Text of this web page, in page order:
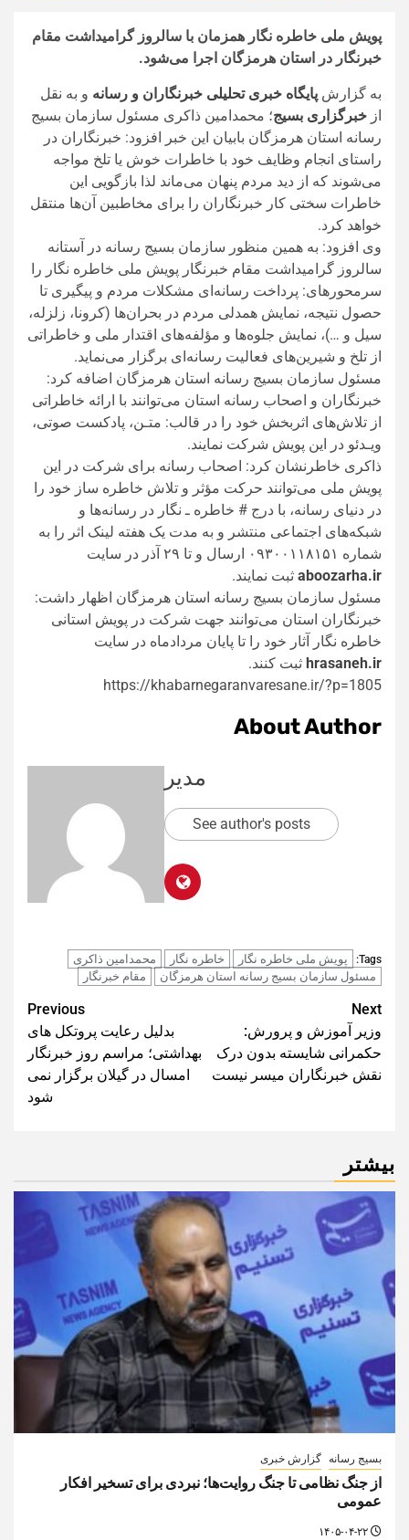
پویش ملی خاطره نگار همزمان با سالروز گرامیداشت مقام
خبرنگار در استان هرمزگان اجرا می‌شود.
به گزارش پایگاه خبری تحلیلی خبرنگاران و رسانه و به نقل
از خبرگزاری بسیج؛ محمدامین ذاکری مسئول سازمان بسیج
رسانه استان هرمزگان بابیان این خبر افزود: خبرنگاران در
راستای انجام وظایف خود با خاطرات خوش یا تلخ مواجه
می‌شوند که از دید مردم پنهان می‌ماند لذا بازگویی این
خاطرات سختی کار خبرنگاران را برای مخاطبین آن‌ها منتقل
خواهد کرد.
وی افزود: به همین منظور سازمان بسیج رسانه در آستانه
سالروز گرامیداشت مقام خبرنگار پویش ملی خاطره نگار را
سرمحورهای: پرداخت رسانه‌ای مشکلات مردم و پیگیری تا
حصول نتیجه، نمایش همدلی مردم در بحران‌ها (کرونا، زلزله،
سیل و …)، نمایش جلوه‌ها و مؤلفه‌های اقتدار ملی و خاطراتی
از تلخ و شیرین‌های فعالیت رسانه‌ای برگزار می‌نماید.
مسئول سازمان بسیج رسانه استان هرمزگان اضافه کرد:
خبرنگاران و اصحاب رسانه استان می‌توانند با ارائه خاطراتی
از تلاش‌های اثربخش خود را در قالب: متـن، پادکست صوتی،
ویـدئو در این پویش شرکت نمایند.
ذاکری خاطرنشان کرد: اصحاب رسانه برای شرکت در این
پویش ملی می‌توانند حرکت مؤثر و تلاش خاطره ساز خود را
در دنیای رسانه، با درج # خاطره ـ نگار در رسانه‌ها و
شبکه‌های اجتماعی منتشر و به مدت یک هفته لینک اثر را به
شماره ۰۹۳۰۰۱۱۸۱۵۱ ارسال و تا ۲۹ آذر در سایت
aboozarha.ir ثبت نمایند.
مسئول سازمان بسیج رسانه استان هرمزگان اظهار داشت:
خبرنگاران استان می‌توانند جهت شرکت در پویش استانی
خاطره نگار آثار خود را تا پایان مردادماه در سایت
hrasaneh.ir ثبت کنند.
https://khabarnegaranvaresane.ir/?p=1805
About Author
مدیر
See author's posts
Tags: پویش ملی خاطره نگار خاطره نگار
محمدامین ذاکری
مسئول سازمان بسیج رسانه استان هرمزگان
مقام خبرنگار
Post
navigation
Previous
بدلیل رعایت پروتکل های
بهداشتی؛ مراسم روز خبرنگار
امسال در گیلان برگزار نمی
شود
Next
وزیر آموزش و پرورش:
حکمرانی شایسته بدون درک
نقش خبرنگاران میسر نیست
بیشتر
بسیج رسانه گزارش خبری
از جنگ نظامی تا جنگ روایت‌ها؛ نبردی برای تسخیر افکار
عمومی